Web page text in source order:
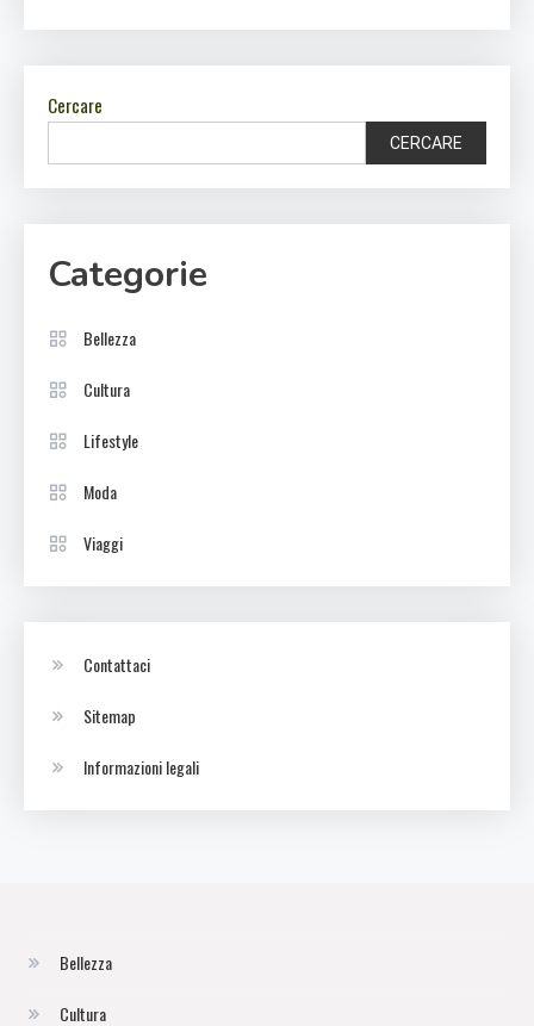
Cercare
CERCARE
Categorie
Bellezza
Cultura
Lifestyle
Moda
Viaggi
Contattaci
Sitemap
Informazioni legali
Bellezza
Cultura